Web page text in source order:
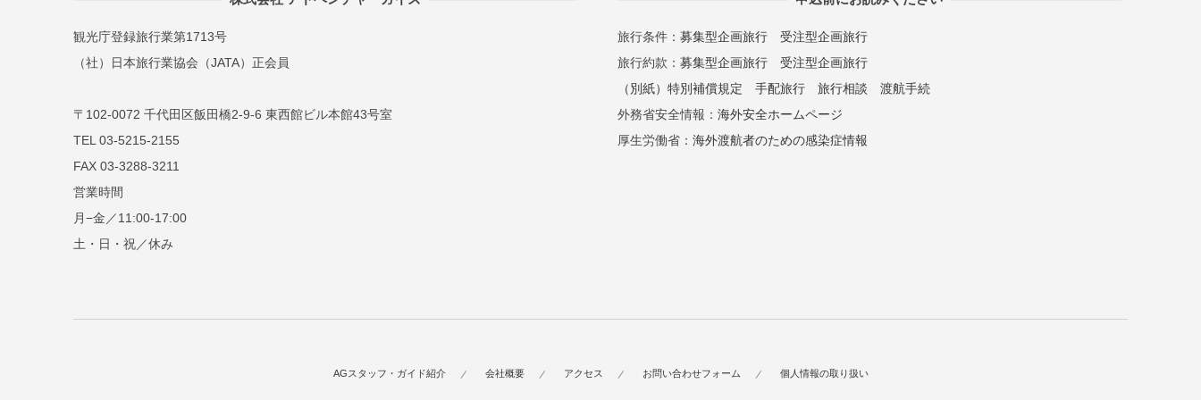
観光庁登録旅行業第1713号
（社）日本旅行業協会（JATA）正会員
〒102-0072 千代田区飯田橋2-9-6 東西館ビル本館43号室
TEL 03-5215-2155
FAX 03-3288-3211
営業時間
月−金／11:00-17:00
土・日・祝／休み
旅行条件： 募集型企画旅行
受注型企画旅行
旅行約款： 募集型企画旅行
受注型企画旅行
（別紙）特別補償規定
手配旅行 旅行相談
渡航手続
外務省安全情報： 海外安全ホームページ
厚生労働省： 海外渡航者のための感染症情報
AGスタッフ・ガイド紹介 会社概要 アクセス お問い合わせフォーム 個人情報の取り扱い